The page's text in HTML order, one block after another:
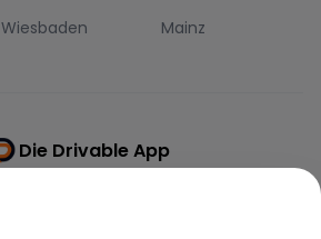
Wiesbaden Mainz
Die Drivable App